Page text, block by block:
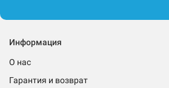
Информация
О нас
Гарантия и возврат